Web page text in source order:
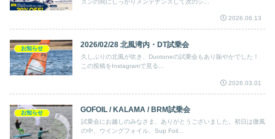
ズンの間にしっかりメンテナンスして次のシ...
2026.06.13
お知らせ 2026/02/28 北風湾内・DT試乗会
久しぶりの北風が吹き、Duotoneの試乗会もあり賑やかでした！
この投稿をInstagramで見る...
2026.03.01
お知らせ GOFOIL / KALAMA / BRM試乗会
試乗会にお越しのみなさま、ありがとうございました。初日は微風
の中、ウイングフォイル、Sup Foil...